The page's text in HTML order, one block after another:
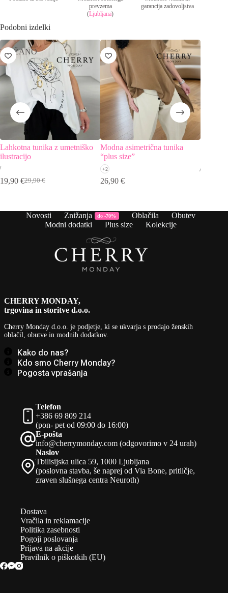
prevzema
(Ljubljana)
garancija zadovoljstva
Podobni izdelki
ZNIŽANO
Lahkotna tunika z umetniško
ilustracijo
29,90€
Izvirna
bila:
29,90 €.
19,90 €Trenutna
19,90 €.
Modna asimetrična tunika
“plus size”
+2
26,90€
Novosti Znižanja do -70% Oblačila
Obutev
Modni dodatki
Plus size Kolekcije
CHERRY MONDAY,
trgovina in storitve d.o.o.
Cherry Monday d.o.o. je podjetje, ki se ukvarja s prodajo ženskih
oblačil, obutve in modnih dodatkov.
Kako do nas?
Kdo smo Cherry Monday?
Pogosta vprašanja
Telefon
+386 69 809 214
(pon- pet od 09:00 do 16:00)
E-pošta
info@cherrymonday.com (odgovorimo v 24 urah)
Naslov
Tbilisijska ulica 59, 1000 Ljubljana
(poslovna stavba, še naprej od Via Bone, pritličje,
zraven slušnega centra Neuroth)
Dostava
Vračila in reklamacije
Politika zasebnosti
Pogoji poslovanja
Prijava na akcije
Pravilnik o piškotkih (EU)